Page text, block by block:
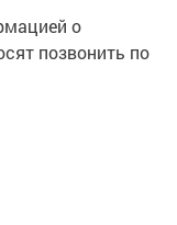
о
позвонить по